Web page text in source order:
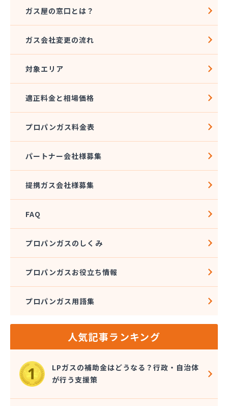
株式会社宇都宮プロパン容器検査工場
株式会社菊泉
株式会社県民ガス保安センター
株式会社高圧容器検査所
株式会社篠田商店
株式会社小野里商店 佐野営業所
株式会社瀬尾本店
株式会社西城
株式会社石沢商店 プロパンガス充填所オートスタ
株式会社石澤商店 宇都宮営業所
株式会社島田
株式会社東親エルピーガス配送センター
株式会社藤田液化燃料
株式会社福冨
株式会社平松総合企画 プロパンガス部
株式会社別井商店
関彰商事株式会社 真岡LPガスセンター
岩谷産業株式会社 宇都宮支店
鬼怒川プロパン
吉澤保全株式会社倉庫
橋本産業株式会社
近嵐商事有限会社
金子商事有限会社
ガス屋の窓口とは？
ガス会社変更の流れ
対象エリア
適正料金と相場価格
プロパンガス料金表
パートナー会社様募集
提携ガス会社様募集
FAQ
プロパンガスのしくみ
プロパンガスお役立ち情報
プロパンガス用語集
人気記事ランキング
LPガスの補助金はどうなる？行政・自治体
が行う支援策